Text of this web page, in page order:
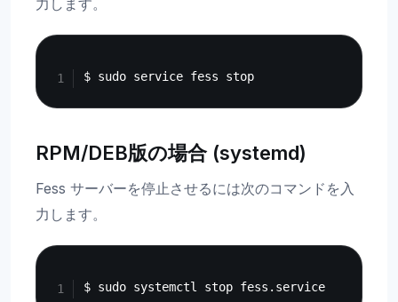
力します。
RPM/DEB版の場合 (systemd)
Fess サーバーを停止させるには次のコマンドを入
力します。